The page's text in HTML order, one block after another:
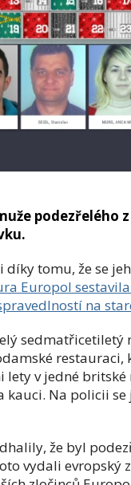
podezřelého
tomu, že se
Europol
na
sedmatřicetiletý
v jedné
Na policii
že byl
vydali evropský